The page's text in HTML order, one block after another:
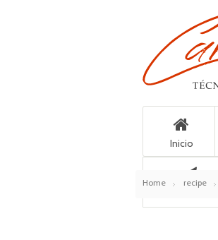
Inicio
Home recipe